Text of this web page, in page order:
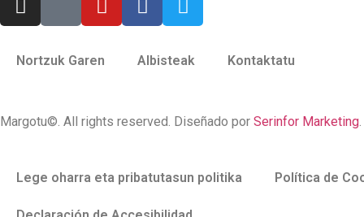
Nortzuk Garen Albisteak Kontaktatu
Margotu©. All rights reserved. Diseñado por Serinfor Marketing.
Lege oharra eta pribatutasun politika Política de